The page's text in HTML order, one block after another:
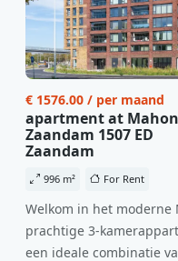
€ 1576.00 / per maand
apartment at
Zaandam 1507 ED
Zaandam
996 m² For Rent
Welkom in het
prachtige 3-
een ideale combinatie